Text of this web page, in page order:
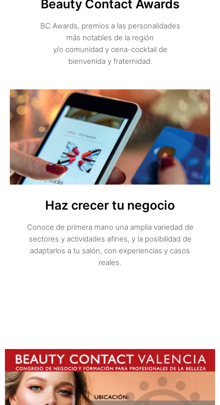
Beauty Contact Awards
BC Awards, premios a las personalidades
más notables de la región
y/o comunidad y cena-cocktail de
bienvenida y fraternidad.
Haz crecer tu negocio
Conoce de primera mano una amplia variedad de
sectores y actividades afines, y la posibilidad de
adaptarlos a tu salón, con experiencias y casos
reales.